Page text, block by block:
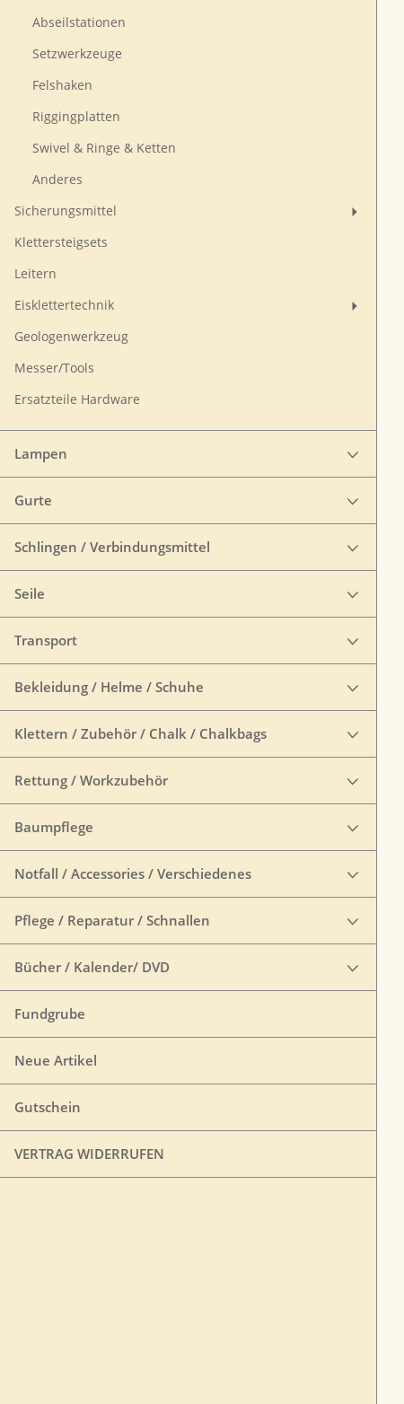
Abseilstationen
Setzwerkzeuge
Felshaken
Riggingplatten
Swivel & Ringe & Ketten
Anderes
Sicherungsmittel
Klettersteigsets
Leitern
Eisklettertechnik
Geologenwerkzeug
Messer/Tools
Ersatzteile Hardware
Lampen
Gurte
Schlingen / Verbindungsmittel
Seile
Transport
Bekleidung / Helme / Schuhe
Klettern / Zubehör / Chalk / Chalkbags
Rettung / Workzubehör
Baumpflege
Notfall / Accessories / Verschiedenes
Pflege / Reparatur / Schnallen
Bücher / Kalender/ DVD
Fundgrube
Neue Artikel
Gutschein
VERTRAG WIDERRUFEN